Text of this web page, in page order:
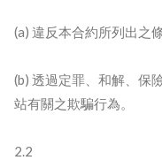
(a) 違反本合約所列出之
(b) 透過定罪、和解、保
站有關之欺騙行為。
2.2